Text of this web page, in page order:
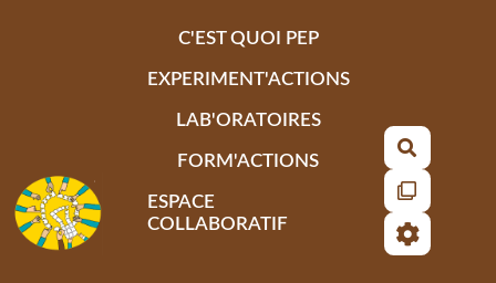
C'EST QUOI PEP
EXPERIMENT'ACTIONS
LAB'ORATOIRES
FORM'ACTIONS
ESPACE
COLLABORATIF